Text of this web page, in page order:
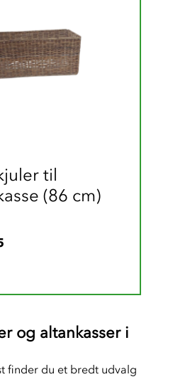
til
(86 cm)
og altankasser i
finder du et bredt udvalg